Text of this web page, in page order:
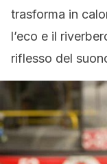
trasforma in
l’eco e il
riflesso del